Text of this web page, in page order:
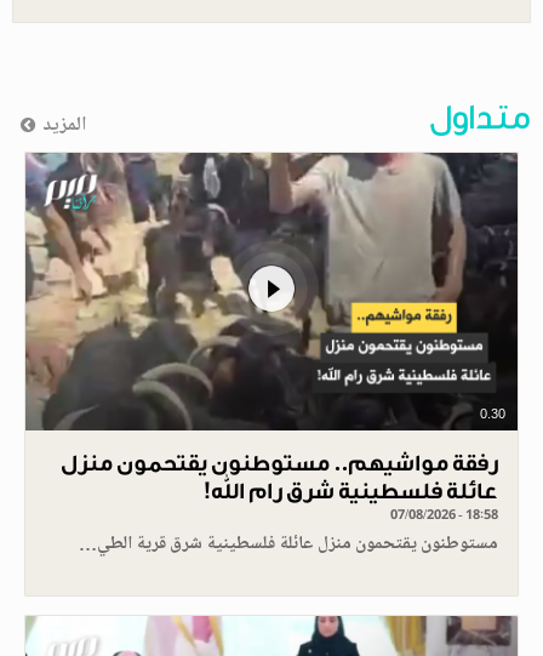
متداول المزيد
0.30
رفقة مواشيهم.. مستوطنون يقتحمون منزل
عائلة فلسطينية شرق رام الله!
07/08/2026 - 18:58
مستوطنون يقتحمون منزل عائلة فلسطينية شرق قرية الطي…